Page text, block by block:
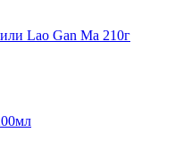
Lao Gan Ma 210г